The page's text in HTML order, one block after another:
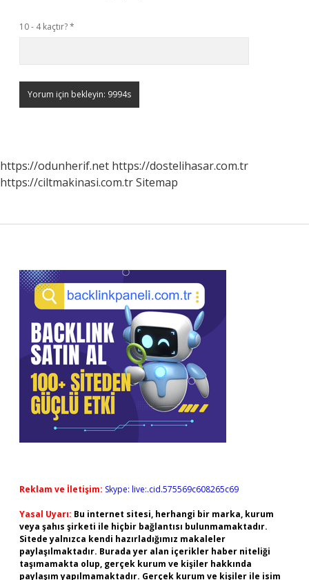
10 - 4 kaçtır?*
https://odunherif.net https://dostelihasar.com.tr
https://ciltmakinasi.com.trSitemap
Sidebar
Reklam ve İletişim: Skype: live:.cid.575569c608265c69
Yasal Uyarı: Bu internet sitesi, herhangi bir marka, kurum
veya şahıs şirketi ile hiçbir bağlantısı bulunmamaktadır.
Sitede yalnızca kendi hazırladığımız makaleler
paylaşılmaktadır. Burada yer alan içerikler haber niteliği
taşımamakta olup, gerçek kurum ve kişiler hakkında
paylaşım yapılmamaktadır. Gerçek kurum ve kişiler ile isim